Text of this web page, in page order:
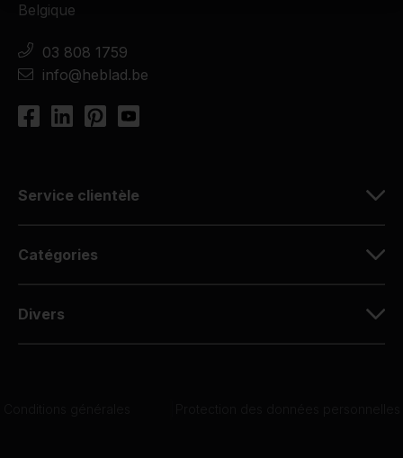
Belgique
03 808 1759
info@heblad.be
Service clientèle
Catégories
Divers